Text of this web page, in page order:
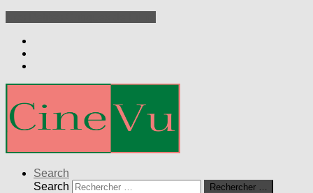
Search
Search
Rechercher …